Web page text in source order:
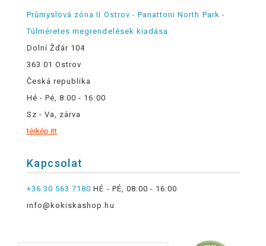
Průmyslová zóna II Ostrov - Panattoni North Park -
Túlméretes megrendelések kiadása
Dolní Žďár 104
363 01 Ostrov
Česká republika
Hé - Pé, 8:00 - 16:00
Sz - Va, zárva
térkép itt
Kapcsolat
+36 30 563 7180 HÉ - PÉ, 08:00 - 16:00
info@kokiskashop.hu